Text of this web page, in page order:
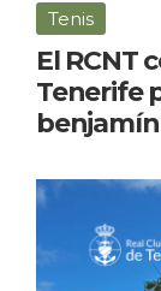
Tenis
El RCNT
Tenerife